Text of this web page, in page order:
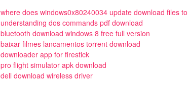
where does windows0x80240034 update download files to
understanding dos commands pdf download
bluetooth download windows 8 free full version
baixar filmes lancamentos torrent download
downloader app for firestick
pro flight simulator apk download
dell download wireless driver